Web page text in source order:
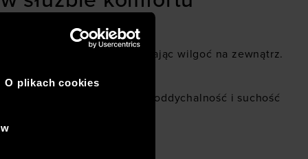
O plikach cookies
i jednocześnie odprowadzając wilgoć na zewnątrz.
fizycznego. Gwarantuje oddychalność i suchość